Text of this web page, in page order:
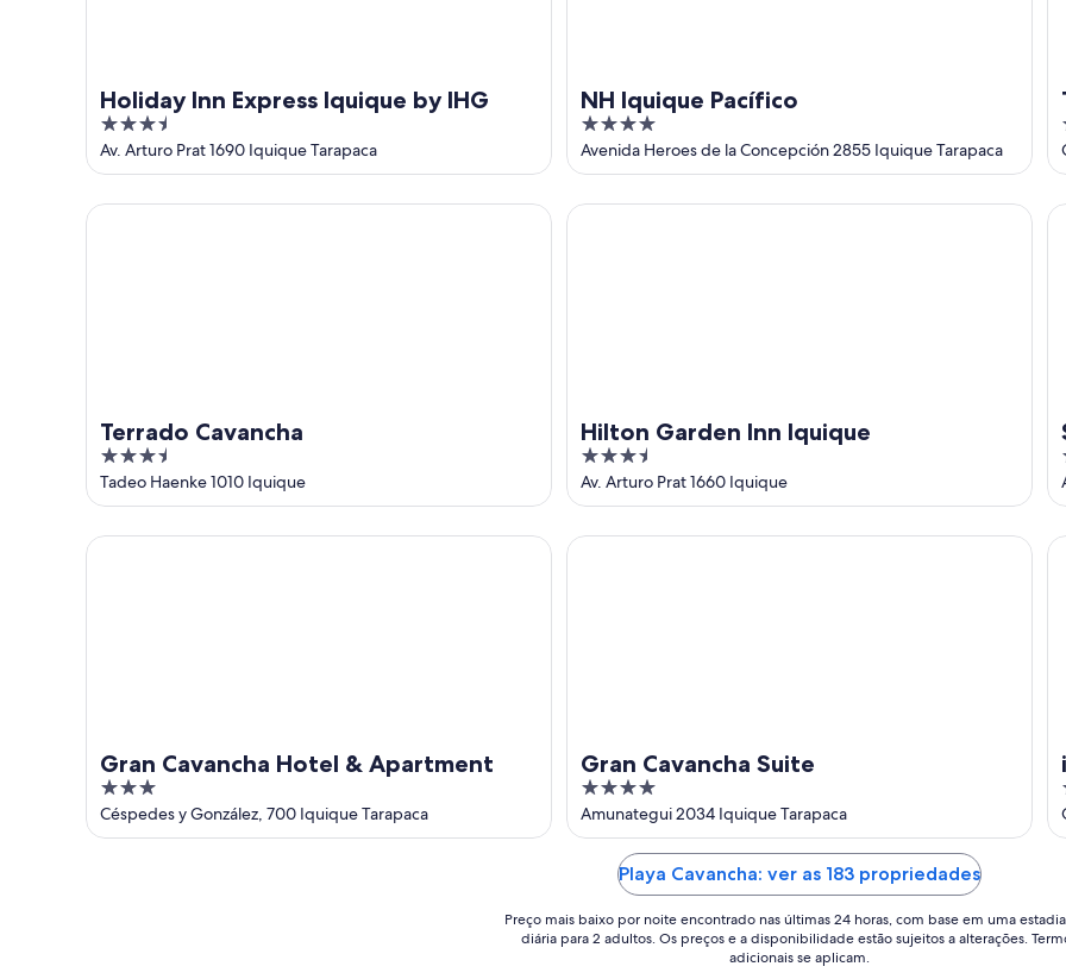
Holiday Inn Express Iquique by IHG
3.5
out
of
5
Av. Arturo Prat 1690 Iquique Tarapaca
NH Iquique Pacífico
4
out
of
5
Avenida Heroes de la Concepción 2855 Iquique Tarapaca
Terrado Cavancha
3.5
out
of
5
Tadeo Haenke 1010 Iquique
Terrado Cavancha
Hilton Garden Inn Iquique
3.5
out
of
5
Av. Arturo Prat 1660 Iquique
Hilton Garden Inn Iquique
Gran Cavancha Hotel & Apartment
3
out
of
Céspedes y González, 700 Iquique Tarapaca
Gran Cavancha Hotel & Apartment
Gran Cavancha Suite
4
out
of
Amunategui 2034 Iquique Tarapaca
Gran Cavancha Suite
Playa Cavancha: ver as 183 propriedades
Preço mais baixo por noite encontrado nas últimas 24 horas, com base em uma
diária para 2 adultos. Os preços e a disponibilidade estão sujeitos a alterações.
adicionais se aplicam.